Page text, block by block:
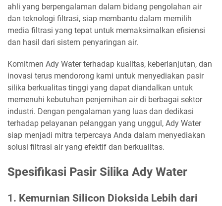
ahli yang berpengalaman dalam bidang pengolahan air
dan teknologi filtrasi, siap membantu dalam memilih
media filtrasi yang tepat untuk memaksimalkan efisiensi
dan hasil dari sistem penyaringan air.
Komitmen Ady Water terhadap kualitas, keberlanjutan, dan
inovasi terus mendorong kami untuk menyediakan pasir
silika berkualitas tinggi yang dapat diandalkan untuk
memenuhi kebutuhan penjernihan air di berbagai sektor
industri. Dengan pengalaman yang luas dan dedikasi
terhadap pelayanan pelanggan yang unggul, Ady Water
siap menjadi mitra terpercaya Anda dalam menyediakan
solusi filtrasi air yang efektif dan berkualitas.
Spesifikasi Pasir Silika Ady Water
1. Kemurnian Silicon Dioksida Lebih dari